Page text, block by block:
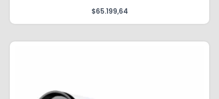
$65.199,64